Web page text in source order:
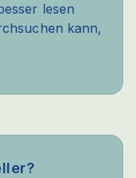
lesen
kann,